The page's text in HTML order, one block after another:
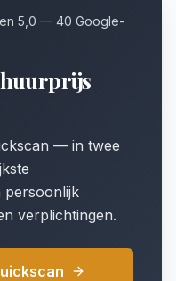
5,0 — 40 Google-
— in twee
persoonlijk
verplichtingen.